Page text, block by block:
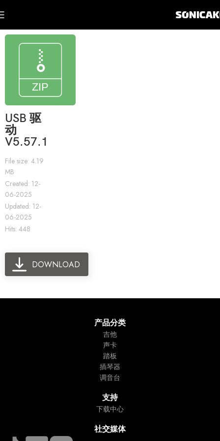
USB 驱
动
V5.57.1
File size: 4.19
MB
Created: 12-
06-2025
Updated: 12-
06-2025
Hits: 448
DOWNLOAD
产品分类
吉他
声卡
踏板
插琴器
调音台
支持
下载中心
社交媒体